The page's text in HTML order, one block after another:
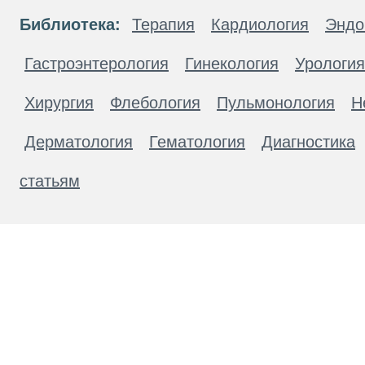
Библиотека: Терапия Кардиология
Гастроэнтерология Гинекология Урология
Хирургия Флебология Пульмонология
Дерматология Гематология Диагностика
статьям